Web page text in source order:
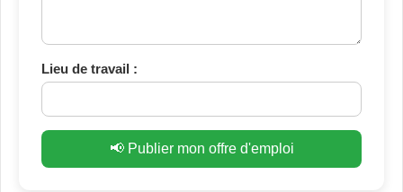
Lieu de travail :
📢 Publier mon offre d'emploi